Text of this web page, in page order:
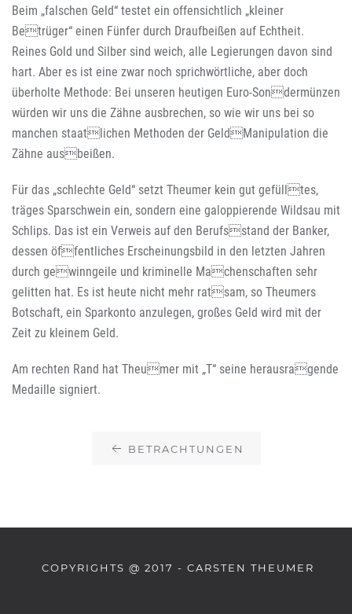
Beim „falschen Geld“ testet ein offensichtlich „kleiner
Betrüger“ einen Fünfer durch Draufbeißen auf Echtheit.
Reines Gold und Silber sind weich, alle Legierungen davon sind
hart. Aber es ist eine zwar noch sprichwörtliche, aber doch
überholte Methode: Bei unseren heutigen Euro-Sondermünzen
würden wir uns die Zähne ausbrechen, so wie wir uns bei so
manchen staatlichen Methoden der GeldManipulation die
Zähne ausbeißen.
Für das „schlechte Geld“ setzt Theumer kein gut gefülltes,
träges Sparschwein ein, sondern eine galoppierende Wildsau mit
Schlips. Das ist ein Verweis auf den Berufsstand der Banker,
dessen öffentliches Erscheinungsbild in den letzten Jahren
durch gewinngeile und kriminelle Machenschaften sehr
gelitten hat. Es ist heute nicht mehr ratsam, so Theumers
Botschaft, ein Sparkonto anzulegen, großes Geld wird mit der
Zeit zu kleinem Geld.
Am rechten Rand hat Theumer mit „T“ seine herausragende
Medaille signiert.
BETRACHTUNGEN
COPYRIGHTS @ 2017 - CARSTEN THEUMER